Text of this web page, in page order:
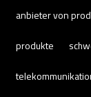
anbieter von
produkte